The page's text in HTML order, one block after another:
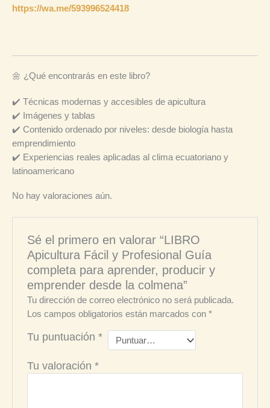
https://wa.me/593996524418
🌼 ¿Qué encontrarás en este libro?
✔️ Técnicas modernas y accesibles de apicultura
✔️ Imágenes y tablas
✔️ Contenido ordenado por niveles: desde biología hasta
emprendimiento
✔️ Experiencias reales aplicadas al clima ecuatoriano y
latinoamericano
No hay valoraciones aún.
Sé el primero en valorar “LIBRO
Apicultura Fácil y Profesional Guía
completa para aprender, producir y
emprender desde la colmena”
Tu dirección de correo electrónico no será publicada.
Los campos obligatorios están marcados con*
Tu puntuación*
Tu valoración*